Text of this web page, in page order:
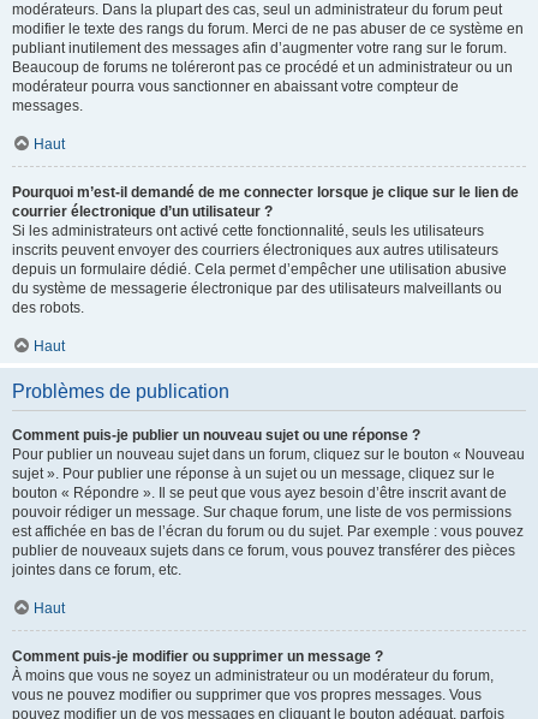
modérateurs. Dans la plupart des cas, seul un administrateur du forum peut
modifier le texte des rangs du forum. Merci de ne pas abuser de ce système en
publiant inutilement des messages afin d’augmenter votre rang sur le forum.
Beaucoup de forums ne toléreront pas ce procédé et un administrateur ou un
modérateur pourra vous sanctionner en abaissant votre compteur de
messages.
Haut
Pourquoi m’est-il demandé de me connecter lorsque je clique sur le lien de
courrier électronique d’un utilisateur ?
Si les administrateurs ont activé cette fonctionnalité, seuls les utilisateurs
inscrits peuvent envoyer des courriers électroniques aux autres utilisateurs
depuis un formulaire dédié. Cela permet d’empêcher une utilisation abusive
du système de messagerie électronique par des utilisateurs malveillants ou
des robots.
Haut
Problèmes de publication
Comment puis-je publier un nouveau sujet ou une réponse ?
Pour publier un nouveau sujet dans un forum, cliquez sur le bouton « Nouveau
sujet ». Pour publier une réponse à un sujet ou un message, cliquez sur le
bouton « Répondre ». Il se peut que vous ayez besoin d’être inscrit avant de
pouvoir rédiger un message. Sur chaque forum, une liste de vos permissions
est affichée en bas de l’écran du forum ou du sujet. Par exemple : vous pouvez
publier de nouveaux sujets dans ce forum, vous pouvez transférer des pièces
jointes dans ce forum, etc.
Haut
Comment puis-je modifier ou supprimer un message ?
À moins que vous ne soyez un administrateur ou un modérateur du forum,
vous ne pouvez modifier ou supprimer que vos propres messages. Vous
pouvez modifier un de vos messages en cliquant le bouton adéquat, parfois